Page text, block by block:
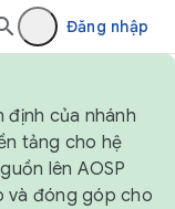
Đăng nhập
định của nhánh
tảng cho hệ
lên AOSP
và đóng góp cho